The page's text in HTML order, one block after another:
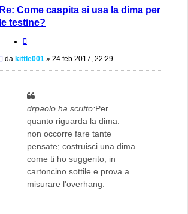
Re: Come caspita si usa la dima per
le testine?
Messaggio
da kittle001 » 24 feb 2017, 22:29
drpaolo ha scritto:Per
quanto riguarda la dima:
non occorre fare tante
pensate; costruisci una dima
come ti ho suggerito, in
cartoncino sottile e prova a
misurare l'overhang.